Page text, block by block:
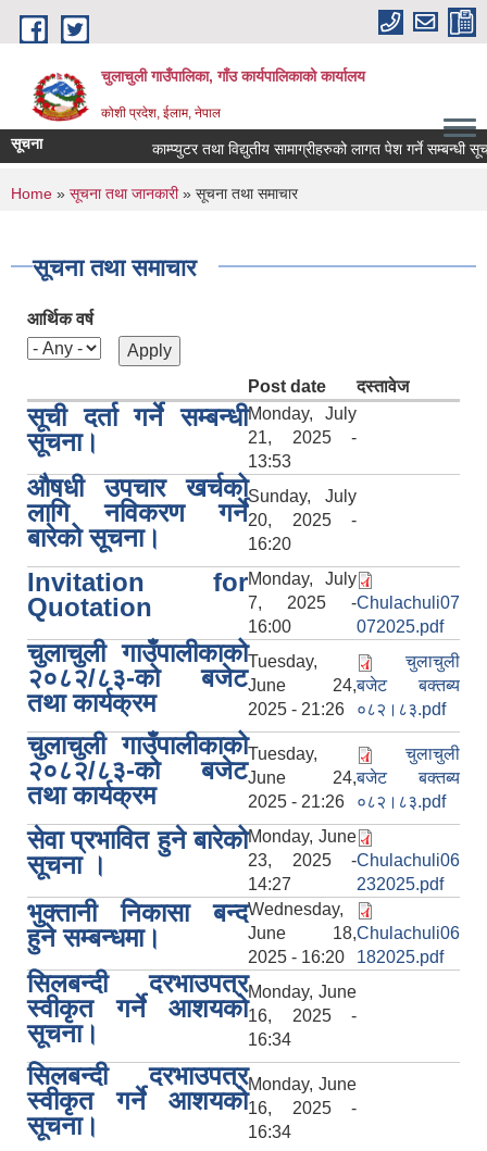
Skip to main content
चुलाचुली गाउँपालिका, गाँउ कार्यपालिकाको कार्यालय
कोशी प्रदेश, ईलाम, नेपाल
सूचना काम्प्युटर तथा विद्युतीय सामाग्रीहरुको लागत पेश गर्ने सम्बन्धी
You are here
Home » सूचना तथा जानकारी» सूचना तथा समाचार
सूचना तथा समाचार
आर्थिक वर्ष
Post date दस्तावेज
सूची दर्ता गर्ने सम्बन्धी
सूचना।
Monday, July
21, 2025 -
13:53
औषधी उपचार खर्चको
लागि नविकरण गर्ने
बारेको सूचना।
Sunday, July
20, 2025 -
16:20
Invitation for
Quotation
Monday, July
7, 2025 -
16:00
Chulachuli07
072025.pdf
चुलाचुली गाउँपालीकाको
२०८२/८३-को बजेट
तथा कार्यक्रम
Tuesday,
June 24,
2025 - 21:26
चुलाचुली
बजेट बक्तब्य
०८२।८३.pdf
चुलाचुली गाउँपालीकाको
२०८२/८३-को बजेट
तथा कार्यक्रम
Tuesday,
June 24,
2025 - 21:26
चुलाचुली
बजेट बक्तब्य
०८२।८३.pdf
सेवा प्रभावित हुने बारेको
सूचना ।
Monday, June
23, 2025 -
14:27
Chulachuli06
232025.pdf
भुक्तानी निकासा बन्द
हुने सम्बन्धमा।
Wednesday,
June 18,
2025 - 16:20
Chulachuli06
182025.pdf
सिलबन्दी दरभाउपत्र
स्वीकृत गर्ने आशयको
सूचना।
Monday, June
16, 2025 -
16:34
सिलबन्दी दरभाउपत्र
स्वीकृत गर्ने आशयको
सूचना।
Monday, June
16, 2025 -
16:34